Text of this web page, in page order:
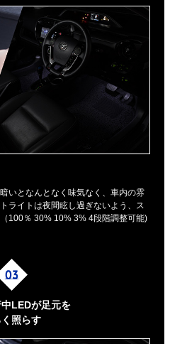
いとなんとなく味気なく、車内の雰
ライトは夜間眩し過ぎないよう、ス
100％ 30% 10% 3% 4段階調整可能)
LEDが足元を
照らす